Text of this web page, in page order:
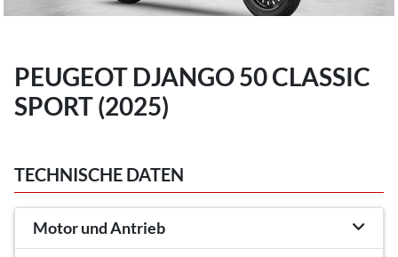
PEUGEOT DJANGO 50 CLASSIC
SPORT (2025)
TECHNISCHE DATEN
Motor und Antrieb